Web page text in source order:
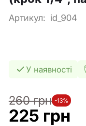
Артикул: id_904
У наявності
260 грн -13%
225 грн